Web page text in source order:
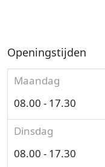
Openingstijden
Maandag
08.00 - 17.30
Dinsdag
08.00 - 17.30